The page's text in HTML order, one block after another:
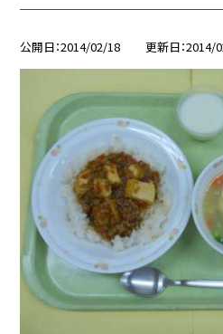
公開日 2014/02/18 更新日 2014/